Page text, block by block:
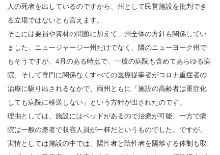
人の死者を出しているのですから、州として民営施設を批判でき
る立場ではないとも言えます。
そこには要員や資材の問題に加えて、州全体の方針も関係してい
ました。ニュージャージー州だけでなく、隣のニューヨーク州で
もそうですが、4月のある時点で、一般の病院も含めてあらゆる病
院、そして専門に関係なくすべての医療従事者がコロナ重症者の
治療に駆り出されるなかで、両州ともに「施設の高齢者は重症化
しても病院に移送しない」という方針が出されたのです。
理由としては、施設にはベッドがあるので治療が可能、一方で病
院は一般の患者で収容人員が一杯だというものでした。ですが、
実情としては施設の中では、陽性者と陰性者を隔離する体制も取